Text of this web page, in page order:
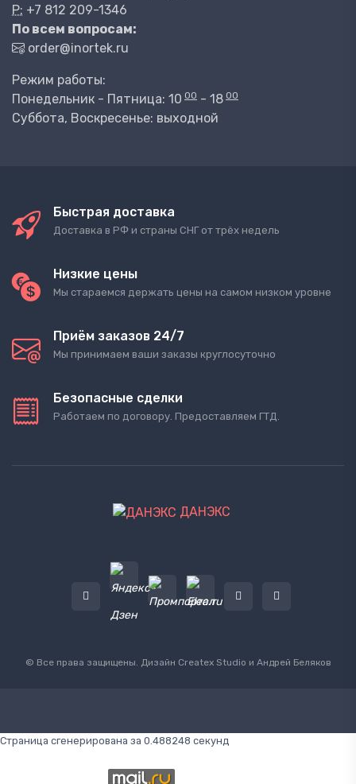
P: +7 812 209-1346
По всем вопросам:
order@inortek.ru
Режим работы:
Понедельник - Пятница: 10 00 - 18 00
Суббота, Воскресенье: выходной
Быстрая доставка
Доставка в РФ и страны СНГ от трёх недель
Низкие цены
Мы стараемся держать цены на самом низком уровне
Приём заказов 24/7
Мы принимаем ваши заказы круглосуточно
Безопасные сделки
Работаем по договору. Предоставляем ГТД.
ДАНЭКС
© Все права защищены. Дизайн Createx Studio и Андрей Беляков
Страница сгенерирована за 0.488248 секунд